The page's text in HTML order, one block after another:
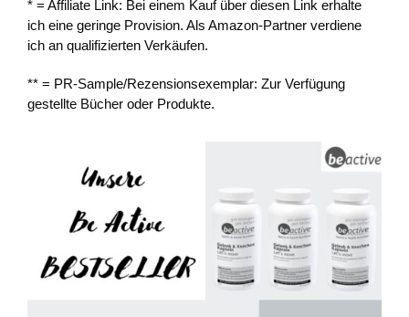
* = Affiliate Link: Bei einem Kauf über diesen Link erhalte
ich eine geringe Provision. Als Amazon-Partner verdiene
ich an qualifizierten Verkäufen.
** = PR-Sample/Rezensionsexemplar: Zur Verfügung
gestellte Bücher oder Produkte.